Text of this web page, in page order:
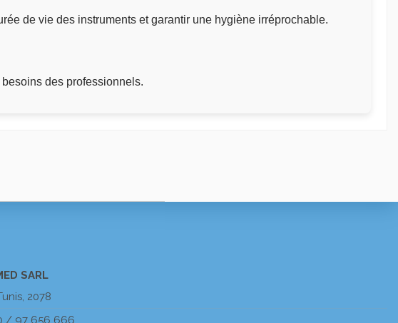
de vie des instruments et garantir une hygiène irréprochable.
des professionnels.
SARL
2078
/ 97 656 666